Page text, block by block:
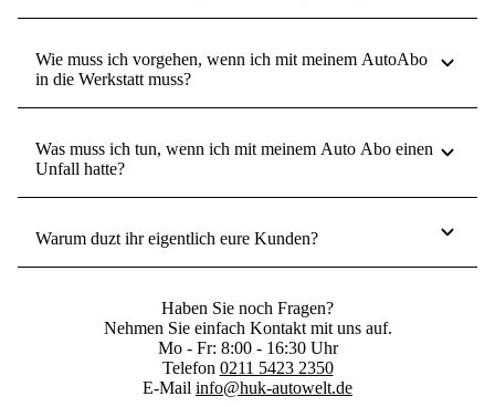
Wie muss ich vorgehen, wenn ich mit meinem AutoAbo
in die Werkstatt muss?
Was muss ich tun, wenn ich mit meinem Auto Abo einen
Unfall hatte?
Warum duzt ihr eigentlich eure Kunden?
Haben Sie noch Fragen?
Nehmen Sie einfach Kontakt mit uns auf.
Mo - Fr: 8:00 - 16:30 Uhr
Telefon 0211 5423 2350
E-Mail info@huk-autowelt.de